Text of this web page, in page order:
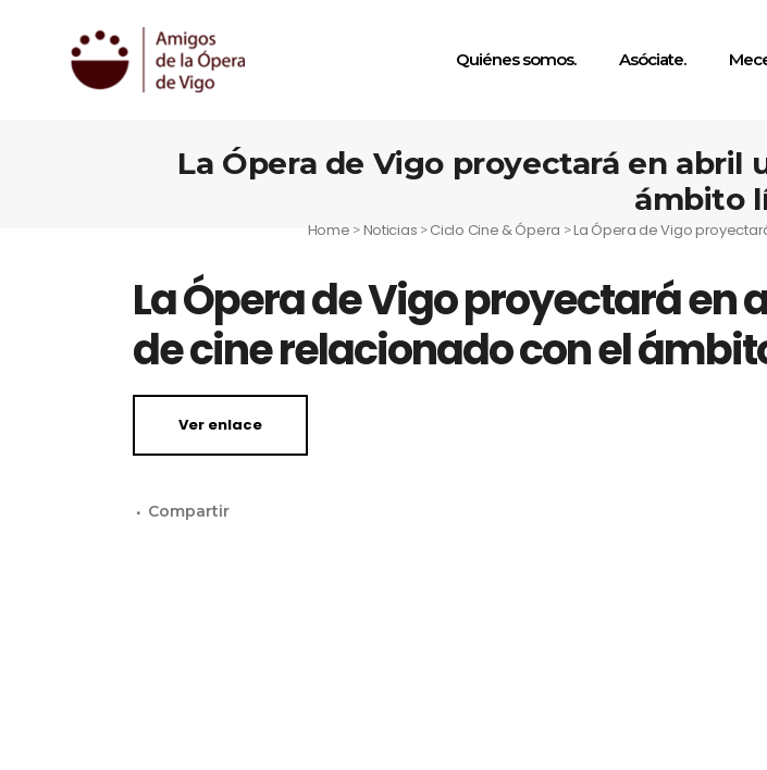
Quiénes somos. Asóciate.
La Ópera de Vigo proyectará en abril
ámbito
Home >Noticias >Ciclo Cine & Ópera >La Ópera de Vigo
La Ópera de Vigo proyectará en
de cine relacionado con el
Ver enlace